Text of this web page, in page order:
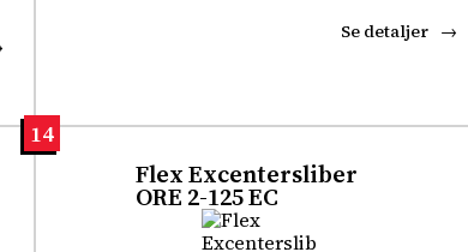
Se detaljer
14
Flex Excentersliber
ORE 2-125 EC